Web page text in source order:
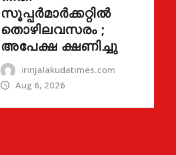
സൂപ്പർമാർക്കറ്റിൽ
തൊഴിലവസരം ;
അപേക്ഷ ക്ഷണിച്ചു
irinjalakudatimes.com
Aug 6, 2026